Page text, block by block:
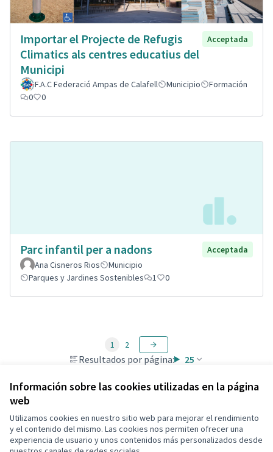
Información sobre las cookies utilizadas en la página
web
Utilizamos cookies en nuestro sitio web para mejorar el rendimiento
y el contenido del mismo. Las cookies nos permiten ofrecer una
experiencia de usuario y unos contenidos más personalizados desde
Importar el Projecte de Refugis
Climatics als centres educatius del
Municipi
Acceptada
F.A.C Federació Ampas de Calafell Municipio
Formación
0
0
Parc infantil per a nadons
Acceptada
Ana Cisneros Rios
Municipio
Parques y Jardines Sostenibles
1 0
Resultados por página: 25
1 2
Términos y condiciones de uso
Configuración de cookies
Decidim Calafell en X
Decidim Calafell en Facebook
Decidim Calafell en YouTube
Decidim Calafell en GitHub